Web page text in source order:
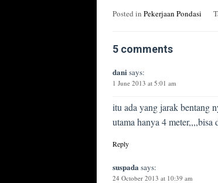
Posted in Pekerjaan Pondasi
5 comments
dani says:
1 June 2013 at 5:01 am
itu ada yang jarak bentang
utama hanya 4
Reply
suspada says:
24 October 2013 at 10:39 am